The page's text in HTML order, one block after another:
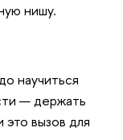
нишу.
научиться
— держать
вызов для